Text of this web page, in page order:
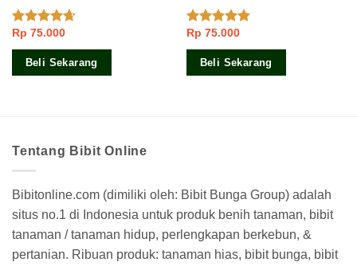
Dinilai
4.33dari
Rp 75.000
Beli Sekarang
Dinilai
4.50dari 5
Rp 75.000
Beli Sekarang
Tentang Bibit Online
Bibitonline.com (dimiliki oleh: Bibit Bunga Group) adalah
situs no.1 di Indonesia untuk produk benih tanaman, bibit
tanaman / tanaman hidup, perlengkapan berkebun, &
pertanian. Ribuan produk: tanaman hias, bibit bunga, bibit